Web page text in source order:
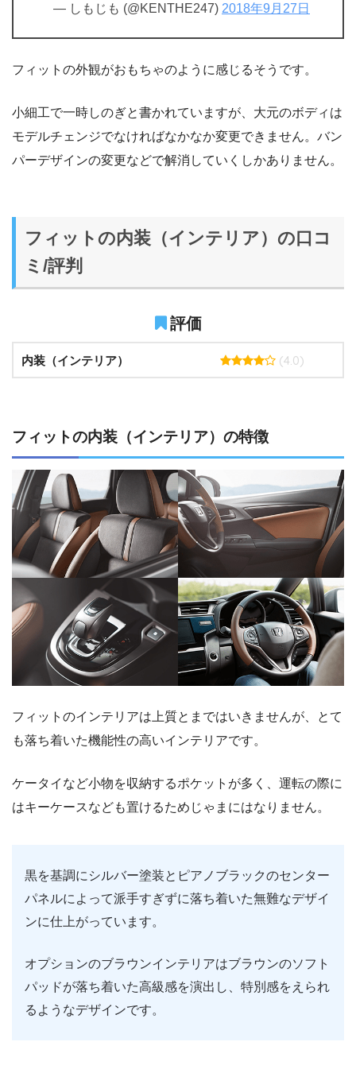
— しもじも (@KENTHE247) 2018年9月27日
フィットの外観がおもちゃのように感じるそうです。
小細工で一時しのぎと書かれていますが、大元のボディは
モデルチェンジでなければなかなか変更できません。バン
パーデザインの変更などで解消していくしかありません。
フィットの内装（インテリア）の口コ
ミ/評判
評価
内装（インテリア） (4.0)
フィットの内装（インテリア）の特徴
フィットのインテリアは上質とまではいきませんが、とて
も落ち着いた機能性の高いインテリアです。
ケータイなど小物を収納するポケットが多く、運転の際に
はキーケースなども置けるためじゃまにはなりません。
黒を基調にシルバー塗装とピアノブラックのセンター
パネルによって派手すぎずに落ち着いた無難なデザイ
ンに仕上がっています。
オプションのブラウンインテリアはブラウンのソフト
パッドが落ち着いた高級感を演出し、特別感をえられ
るようなデザインです。